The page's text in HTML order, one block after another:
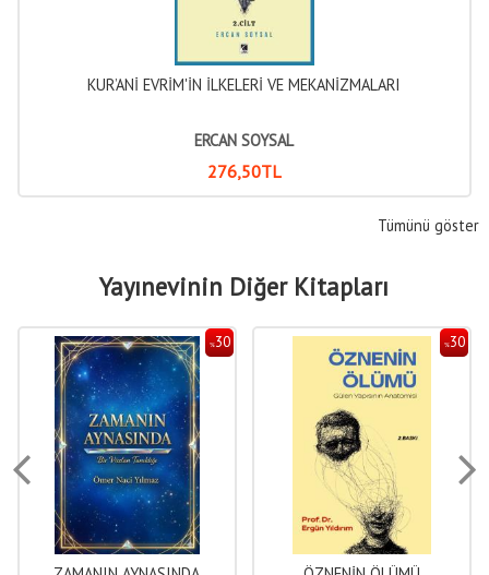
KUR’ANİ EVRİM'İN İLKELERİ VE MEKANİZMALARI
ERCAN SOYSAL
276,50TL
Tümünü göster
Yayınevinin Diğer Kitapları
%30 %30